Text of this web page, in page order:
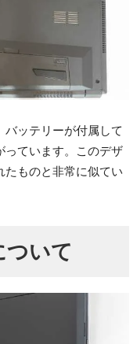
バッテリーが付属して
っています。このデザ
たものと非常に似てい
ついて